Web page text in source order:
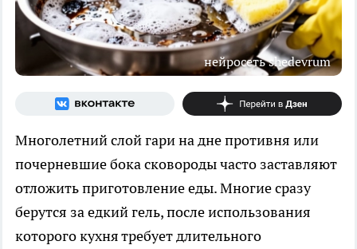
нейросеть shedevrum
Многолетний слой гари на дне противня или
почерневшие бока сковороды часто заставляют
отложить приготовление еды. Многие сразу
берутся за едкий гель, после использования
которого кухня требует длительного